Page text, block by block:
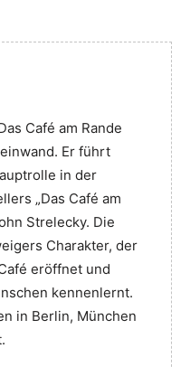
Café am Rande
Er führt
in der
„Das Café am
Strelecky. Die
Charakter, der
eröffnet und
kennenlernt.
in Berlin, München